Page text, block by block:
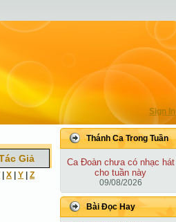
Sign In
Giả
| X Y Z
Thánh Ca Trong Tuần
Ca Ðoàn chưa có nhạc hát
cho tuần này
09/08/2026
Bài Ðọc Hay